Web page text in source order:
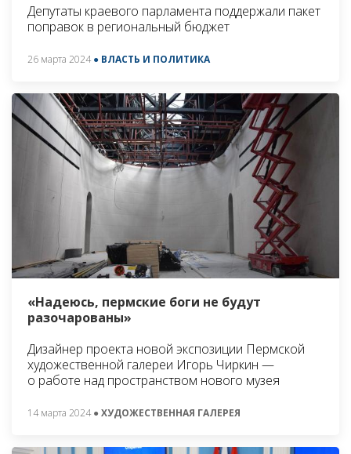
Депутаты краевого парламента поддержали пакет
поправок в региональный бюджет
26 марта 2024● ВЛАСТЬ И ПОЛИТИКА
«Надеюсь, пермские боги не будут
разочарованы»
Дизайнер проекта новой экспозиции Пермской
художественной галереи Игорь Чиркин —
о работе над пространством нового музея
14 марта 2024● ХУДОЖЕСТВЕННАЯ ГАЛЕРЕЯ